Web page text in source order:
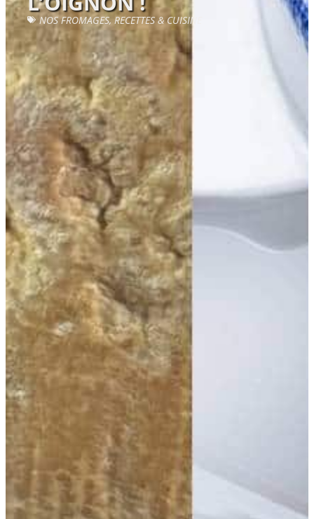
NOS FROMAGES,RECETTES & CUISINE